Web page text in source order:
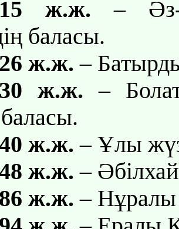
ж.ж. – Әз-
баласы.
ж.ж. –
ж.ж. –
ж.ж. – Ұлы
ж.ж. –
ж.ж. – Нұралы